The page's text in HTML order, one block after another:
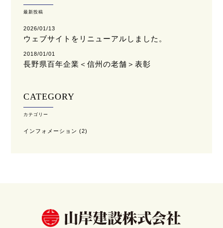
最新投稿
2026/01/13
ウェブサイトをリニューアルしました。
2018/01/01
長野県百年企業＜信州の老舗＞表彰
CATEGORY
カテゴリー
インフォメーション (2)